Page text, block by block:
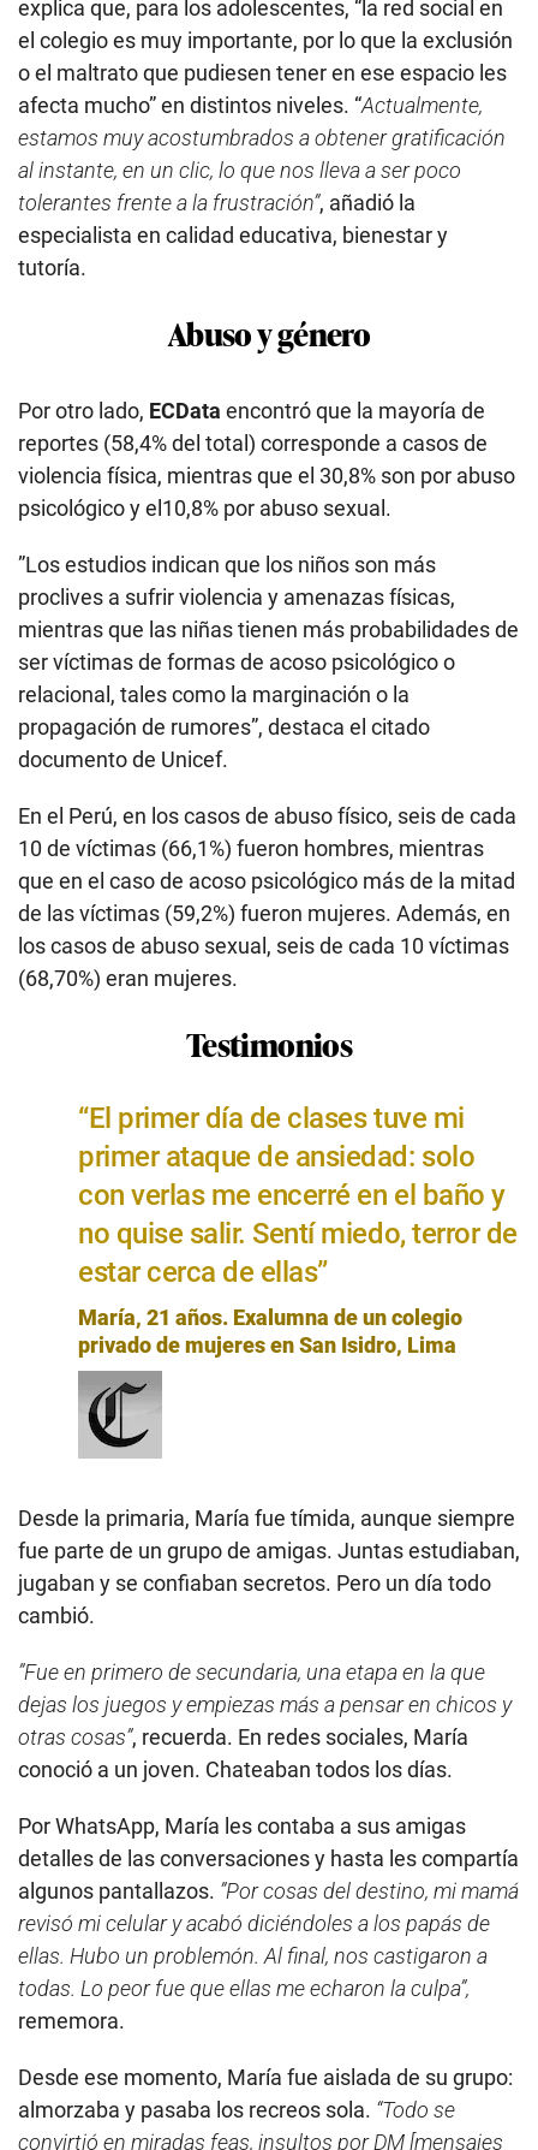
explica que, para los adolescentes, “la red social en
el colegio es muy importante, por lo que la exclusión
o el maltrato que pudiesen tener en ese espacio les
afecta mucho” en distintos niveles. “Actualmente,
estamos muy acostumbrados a obtener gratificación
al instante, en un clic, lo que nos lleva a ser poco
tolerantes frente a la frustración”, añadió la
especialista en calidad educativa, bienestar y
tutoría.
Abuso y género
Por otro lado, ECData encontró que la mayoría de
reportes (58,4% del total) corresponde a casos de
violencia física, mientras que el 30,8% son por abuso
psicológico y el10,8% por abuso sexual.
”Los estudios indican que los niños son más
proclives a sufrir violencia y amenazas físicas,
mientras que las niñas tienen más probabilidades de
ser víctimas de formas de acoso psicológico o
relacional, tales como la marginación o la
propagación de rumores”, destaca el citado
documento de Unicef.
En el Perú, en los casos de abuso físico, seis de cada
10 de víctimas (66,1%) fueron hombres, mientras
que en el caso de acoso psicológico más de la mitad
de las víctimas (59,2%) fueron mujeres. Además, en
los casos de abuso sexual, seis de cada 10 víctimas
(68,70%) eran mujeres.
Testimonios
“El primer día de clases tuve mi
primer ataque de ansiedad: solo
con verlas me encerré en el baño y
no quise salir. Sentí miedo, terror de
estar cerca de ellas”
María, 21 años. Exalumna de un colegio
privado de mujeres en San Isidro, Lima
Desde la primaria, María fue tímida, aunque siempre
fue parte de un grupo de amigas. Juntas estudiaban,
jugaban y se confiaban secretos. Pero un día todo
cambió.
”Fue en primero de secundaria, una etapa en la que
dejas los juegos y empiezas más a pensar en chicos y
otras cosas”, recuerda. En redes sociales, María
conoció a un joven. Chateaban todos los días.
Por WhatsApp, María les contaba a sus amigas
detalles de las conversaciones y hasta les compartía
algunos pantallazos. ”Por cosas del destino, mi mamá
revisó mi celular y acabó diciéndoles a los papás de
ellas. Hubo un problemón. Al final, nos castigaron a
todas. Lo peor fue que ellas me echaron la culpa”,
rememora.
Desde ese momento, María fue aislada de su grupo:
almorzaba y pasaba los recreos sola. “Todo se
convirtió en miradas feas, insultos por DM [mensajes